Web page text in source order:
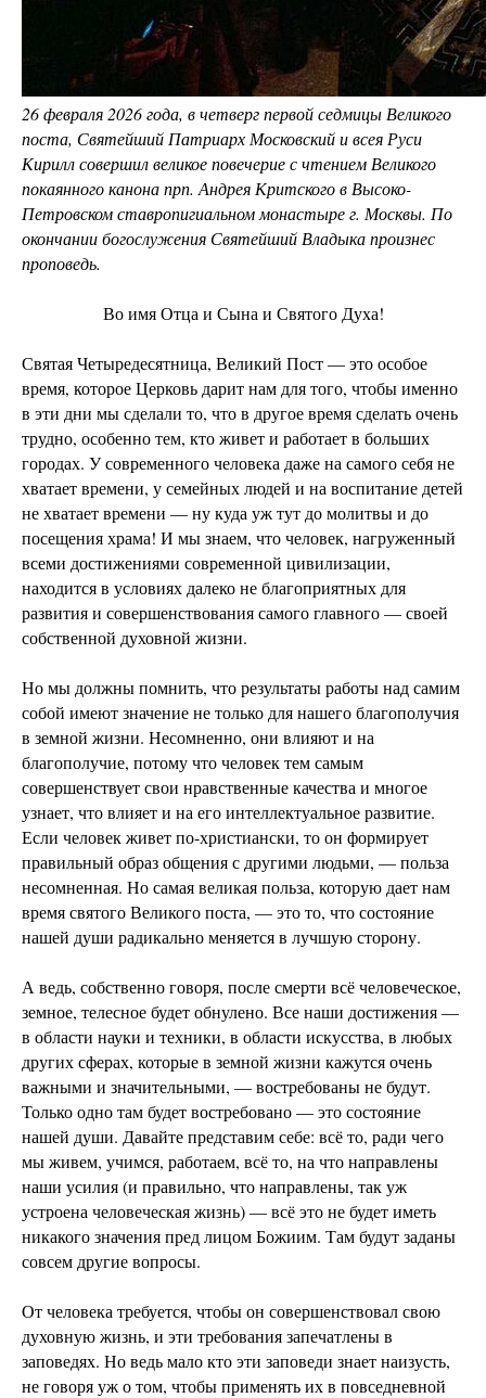
26 февраля 2026 года, в четверг первой седмицы Великого
поста, Святейший Патриарх Московский и всея Руси
Кирилл совершил великое повечерие с чтением Великого
покаянного канона прп. Андрея Критского в Высоко-
Петровском ставропигиальном монастыре г. Москвы. По
окончании богослужения Святейший Владыка произнес
проповедь.
Во имя Отца и Сына и Святого Духа!
Святая Четыредесятница, Великий Пост — это особое
время, которое Церковь дарит нам для того, чтобы именно
в эти дни мы сделали то, что в другое время сделать очень
трудно, особенно тем, кто живет и работает в больших
городах. У современного человека даже на самого себя не
хватает времени, у семейных людей и на воспитание детей
не хватает времени — ну куда уж тут до молитвы и до
посещения храма! И мы знаем, что человек, нагруженный
всеми достижениями современной цивилизации,
находится в условиях далеко не благоприятных для
развития и совершенствования самого главного — своей
собственной духовной жизни.
Но мы должны помнить, что результаты работы над самим
собой имеют значение не только для нашего благополучия
в земной жизни. Несомненно, они влияют и на
благополучие, потому что человек тем самым
совершенствует свои нравственные качества и многое
узнает, что влияет и на его интеллектуальное развитие.
Если человек живет по-христиански, то он формирует
правильный образ общения с другими людьми, — польза
несомненная. Но самая великая польза, которую дает нам
время святого Великого поста, — это то, что состояние
нашей души радикально меняется в лучшую сторону.
А ведь, собственно говоря, после смерти всё человеческое,
земное, телесное будет обнулено. Все наши достижения —
в области науки и техники, в области искусства, в любых
других сферах, которые в земной жизни кажутся очень
важными и значительными, — востребованы не будут.
Только одно там будет востребовано — это состояние
нашей души. Давайте представим себе: всё то, ради чего
мы живем, учимся, работаем, всё то, на что направлены
наши усилия (и правильно, что направлены, так уж
устроена человеческая жизнь) — всё это не будет иметь
никакого значения пред лицом Божиим. Там будут заданы
совсем другие вопросы.
От человека требуется, чтобы он совершенствовал свою
духовную жизнь, и эти требования запечатлены в
заповедях. Но ведь мало кто эти заповеди знает наизусть,
не говоря уж о том, чтобы применять их в повседневной